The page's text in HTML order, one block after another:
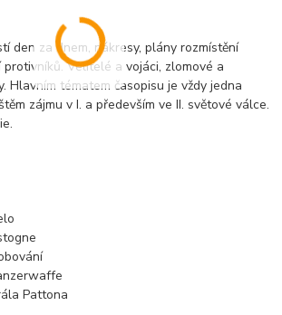
den za dnem, nákresy, plány rozmístění
Velitelé a vojáci, zlomové a
Hlavním tématem časopisu je vždy jedna
zájmu v I. a především ve II. světové válce.
Pattona